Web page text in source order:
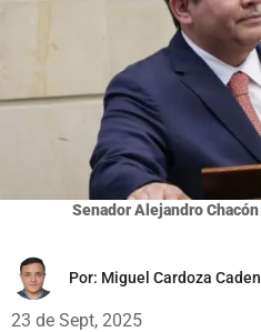
Senador Alejandro Chacón
Por: Miguel Cardoza
23 de Sept, 2025